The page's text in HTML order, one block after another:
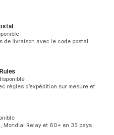
de livraison avec le code postal
règles d’expédition sur mesure et
Mondial Relay et 60+ en 35 pays